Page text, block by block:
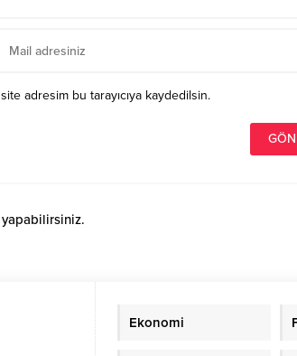
adresim bu tarayıcıya kaydedilsin.
yapabilirsiniz.
Ekonomi